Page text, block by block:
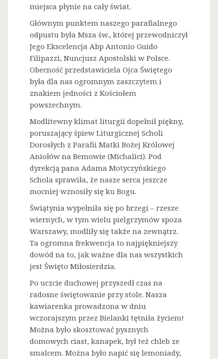
miejsca płynie na cały świat.
Głównym punktem naszego parafialnego
odpustu była Msza św., której przewodniczył
Jego Ekscelencja Abp Antonio Guido
Filipazzi, Nuncjusz Apostolski w Polsce.
Obecność przedstawiciela Ojca Świętego
była dla nas ogromnym zaszczytem i
znakiem jedności z Kościołem
powszechnym.
Modlitewny klimat liturgii dopełnił piękny,
poruszający śpiew Liturgicznej Scholi
Dorosłych z Parafii Matki Bożej Królowej
Aniołów na Bemowie (Michalici). Pod
dyrekcją pana Adama Motyczyńskiego
Schola sprawiła, że nasze serca jeszcze
mocniej wznosiły się ku Bogu.
Świątynia wypełniła się po brzegi – rzesze
wiernych, w tym wielu pielgrzymów spoza
Warszawy, modliły się także na zewnątrz.
Ta ogromna frekwencja to najpiękniejszy
dowód na to, jak ważne dla nas wszystkich
jest Święto Miłosierdzia.
Po uczcie duchowej przyszedł czas na
radosne świętowanie przy stole. Nasza
kawiarenka prowadzona w dniu
wczorajszym przez Bielanki tętniła życiem!
Można było skosztować pysznych
domowych ciast, kanapek, był też chleb ze
smalcem. Można było napić się lemoniady,